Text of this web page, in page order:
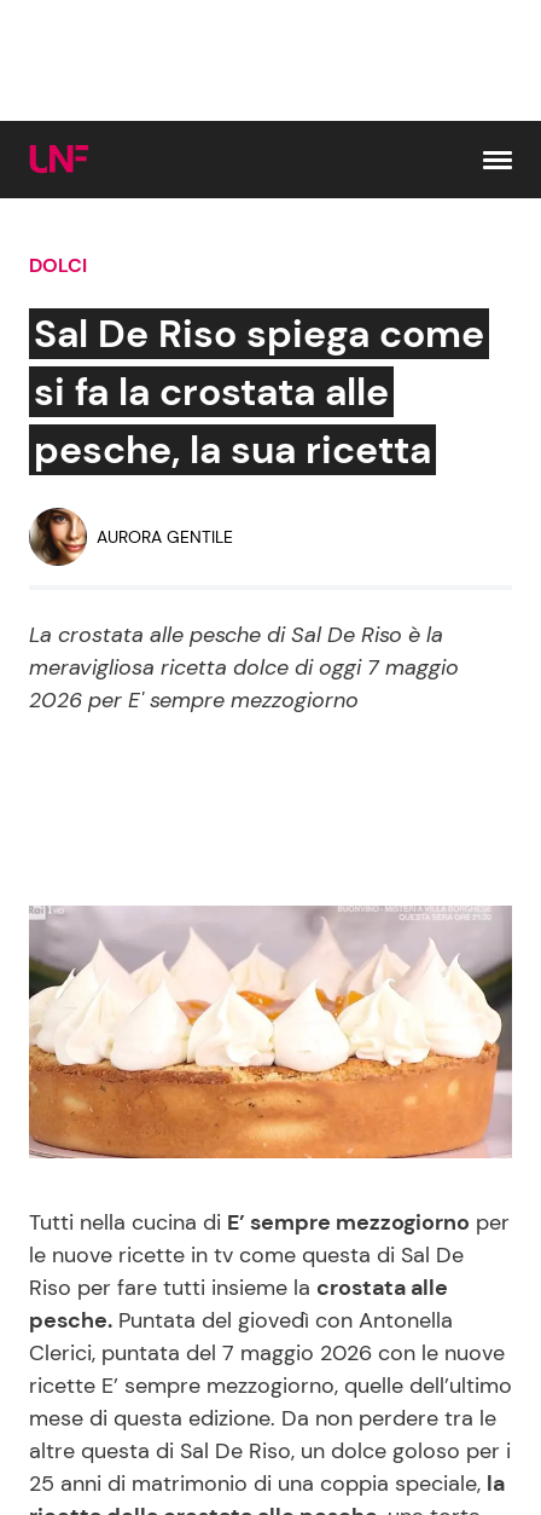
Cerca:
News e Cronaca
Attualità Italiana
Economia
Persone Scomparse
Politica
Gossip e TV
Bellezze VIP
Programmi TV
Reality e Talent
News Cinema
News Musica
News Spettacolo
News dal mondo
Benessere
Moda e Style
Mondo Mamma
News benessere
Salute
Cucina e Ricette
Dolci
Le Ricette in TV
Primi Piatti
Ricette Facili e Veloci
DOLCI
Sal De Riso spiega come
si fa la crostata alle
pesche, la sua ricetta
AURORA GENTILE
La crostata alle pesche di Sal De Riso è la
meravigliosa ricetta dolce di oggi 7 maggio
2026 per E' sempre mezzogiorno
Tutti nella cucina di E’ sempre mezzogiorno per
le nuove ricette in tv come questa di Sal De
Riso per fare tutti insieme la crostata alle
pesche. Puntata del giovedì con Antonella
Clerici, puntata del 7 maggio 2026 con le nuove
ricette E’ sempre mezzogiorno, quelle dell’ultimo
mese di questa edizione. Da non perdere tra le
altre questa di Sal De Riso, un dolce goloso per i
25 anni di matrimonio di una coppia speciale, la